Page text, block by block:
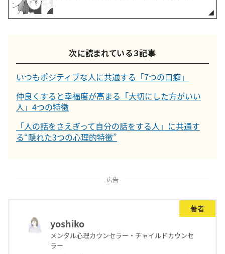
次に読まれている３記事
いつもポジティブな人に共通する「7つの口癖」
仲良くすると幸福度が高まる「大切にした方がいい
人」4つの特徴
「人の話をさえぎって自分の話をする人」に共通す
る“隠れた3つの心理的特徴”
広告
著者
yoshiko
メンタル心理カウンセラー・チャイルドカウンセ
ラー